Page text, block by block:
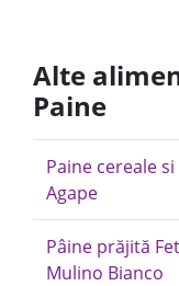
Alte
Paine
Paine cereale
Agape
Pâine prăjită
Mulino Bianco